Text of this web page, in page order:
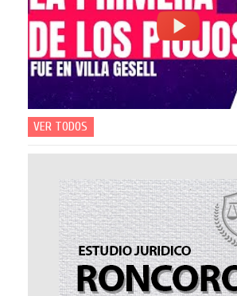
VER TODOS